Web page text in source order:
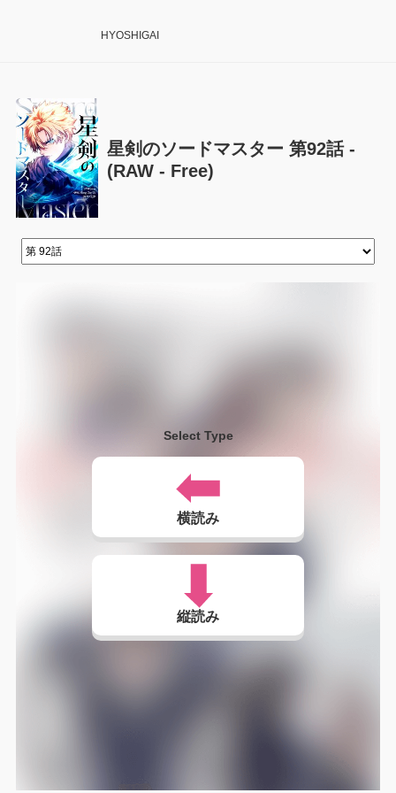
HYOSHIGAI
星剣のソードマスター 第92話 -
(RAW - Free)
Select Type
横読み
縦読み